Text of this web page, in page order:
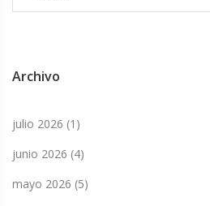
Archivo
julio 2026 (1)
junio 2026 (4)
mayo 2026 (5)